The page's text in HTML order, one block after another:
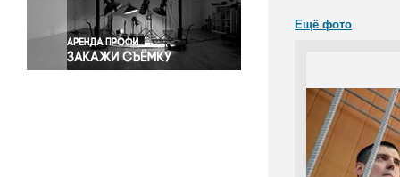
Экология
Экономика и бизнес
Ещё фото